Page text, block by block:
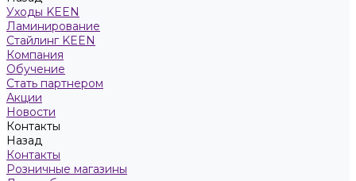
Уходы KEEN
Ламинирование
Стайлинг KEEN
Компания
Обучение
Стать партнером
Акции
Новости
Контакты
Назад
Контакты
Розничные магазины